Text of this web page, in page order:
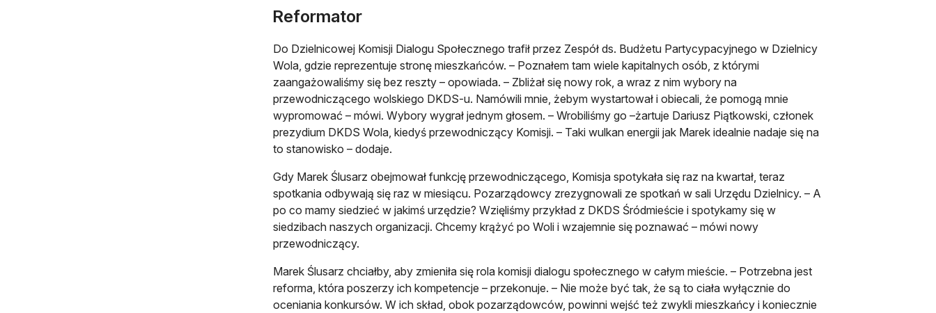
Reformator
Do Dzielnicowej Komisji Dialogu Społecznego trafił przez Zespół ds. Budżetu Partycypacyjnego w Dzielnicy
Wola, gdzie reprezentuje stronę mieszkańców. – Poznałem tam wiele kapitalnych osób, z którymi
zaangażowaliśmy się bez reszty – opowiada. – Zbliżał się nowy rok, a wraz z nim wybory na
przewodniczącego wolskiego DKDS-u. Namówili mnie, żebym wystartował i obiecali, że pomogą mnie
wypromować – mówi. Wybory wygrał jednym głosem. – Wrobiliśmy go –żartuje Dariusz Piątkowski, członek
prezydium DKDS Wola, kiedyś przewodniczący Komisji. – Taki wulkan energii jak Marek idealnie nadaje się na
to stanowisko – dodaje.
Gdy Marek Ślusarz obejmował funkcję przewodniczącego, Komisja spotykała się raz na kwartał, teraz
spotkania odbywają się raz w miesiącu. Pozarządowcy zrezygnowali ze spotkań w sali Urzędu Dzielnicy. – A
po co mamy siedzieć w jakimś urzędzie? Wzięliśmy przykład z DKDS Śródmieście i spotykamy się w
siedzibach naszych organizacji. Chcemy krążyć po Woli i wzajemnie się poznawać – mówi nowy
przewodniczący.
Marek Ślusarz chciałby, aby zmieniła się rola komisji dialogu społecznego w całym mieście. – Potrzebna jest
reforma, która poszerzy ich kompetencje – przekonuje. – Nie może być tak, że są to ciała wyłącznie do
oceniania konkursów. W ich skład, obok pozarządowców, powinni wejść też zwykli mieszkańcy i koniecznie